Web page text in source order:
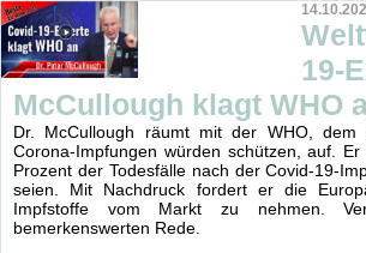
19-
McCullough klagt WHO
Dr. McCullough räumt mit der WHO, dem
Corona-Impfungen würden schützen, auf.
Prozent der Todesfälle nach der Covid-19-
seien. Mit Nachdruck fordert er die
Impfstoffe vom Markt zu nehmen.
bemerkenswerten Rede.